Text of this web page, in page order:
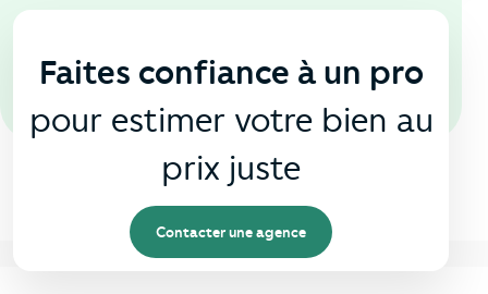
En agence
Faites confiance à un pro
pour estimer votre bien au
prix juste
Contacter une agence